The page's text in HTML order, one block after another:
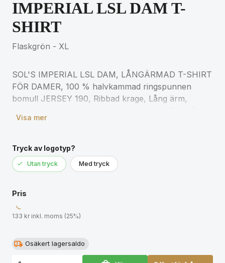
IMPERIAL LSL DAM T-
SHIRT
Flaskgrön - XL
SOL'S IMPERIAL LSL DAM, LÅNGÄRMAD T-SHIRT
FÖR DAMER, 100 % halvkammad ringspunnen
bomull JERSEY 190, Ribbad krage, Lång ärm,
insidan av kragen, (1) Mörkgråmelerad: 60 %
bomull / 15 % viskos för matchande storlekar, se
storlekstabellen i avsnittet om
produktdokumentation.
Visa mer
Tryck av logotyp?
Utan tryck Med tryck
Pris
133 kr inkl. moms (25%)
Osäkert lagersaldo